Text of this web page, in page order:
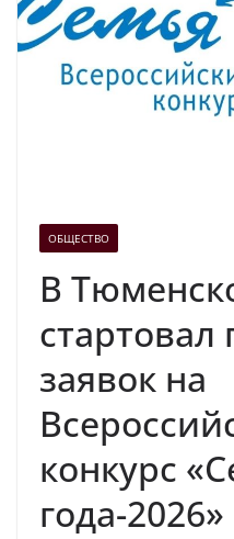
ОБЩЕСТВО
В
заявок на
конкурс
года-2026»